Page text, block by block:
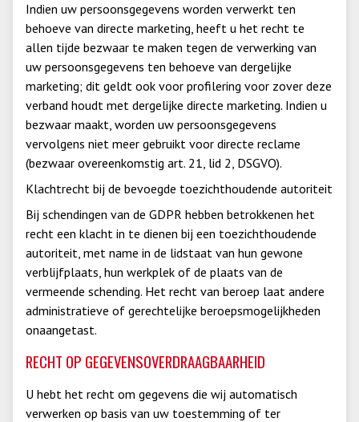
Indien uw persoonsgegevens worden verwerkt ten
behoeve van directe marketing, heeft u het recht te
allen tijde bezwaar te maken tegen de verwerking van
uw persoonsgegevens ten behoeve van dergelijke
marketing; dit geldt ook voor profilering voor zover deze
verband houdt met dergelijke directe marketing. Indien u
bezwaar maakt, worden uw persoonsgegevens
vervolgens niet meer gebruikt voor directe reclame
(bezwaar overeenkomstig art. 21, lid 2, DSGVO).
Klachtrecht bij de bevoegde toezichthoudende autoriteit
Bij schendingen van de GDPR hebben betrokkenen het
recht een klacht in te dienen bij een toezichthoudende
autoriteit, met name in de lidstaat van hun gewone
verblijfplaats, hun werkplek of de plaats van de
vermeende schending. Het recht van beroep laat andere
administratieve of gerechtelijke beroepsmogelijkheden
onaangetast.
RECHT OP GEGEVENSOVERDRAAGBAARHEID
U hebt het recht om gegevens die wij automatisch
verwerken op basis van uw toestemming of ter